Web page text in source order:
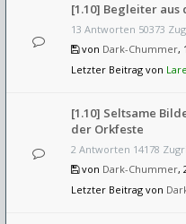
[1.10] Begleiter
13 Antworten 50373
von Dark-Chummer,
Letzter Beitrag von
[1.10] Seltsame
der Orkfeste
2 Antworten 14178
von Dark-Chummer,
Letzter Beitrag von